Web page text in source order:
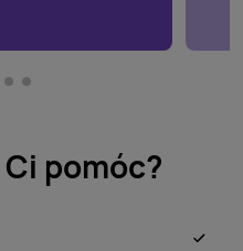
pomóc?